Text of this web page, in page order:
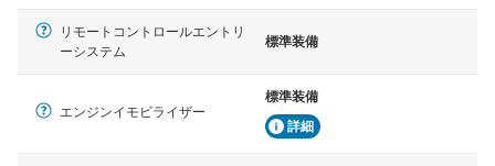
リモートコントロールエントリ
ーシステム
標準装備
エンジンイモビライザー
標準装備
詳細